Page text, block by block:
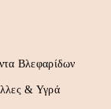
Βλεφαρίδων
& Υγρά